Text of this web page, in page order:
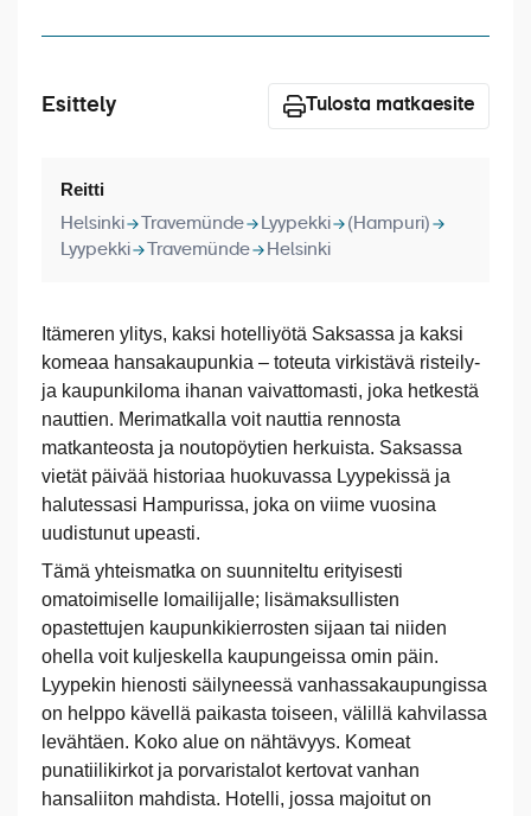
Esittely Tulosta matkaesite
Reitti
Helsinki Travemünde Lyypekki
(Hampuri)
Lyypekki
Travemünde Helsinki
Itämeren ylitys, kaksi hotelliyötä Saksassa ja kaksi
komeaa hansakaupunkia – toteuta virkistävä risteily-
ja kaupunkiloma ihanan vaivattomasti, joka hetkestä
nauttien. Merimatkalla voit nauttia rennosta
matkanteosta ja noutopöytien herkuista. Saksassa
vietät päivää historiaa huokuvassa Lyypekissä ja
halutessasi Hampurissa, joka on viime vuosina
uudistunut upeasti.
Tämä yhteismatka on suunniteltu erityisesti
omatoimiselle lomailijalle; lisämaksullisten
opastettujen kaupunkikierrosten sijaan tai niiden
ohella voit kuljeskella kaupungeissa omin päin.
Lyypekin hienosti säilyneessä vanhassakaupungissa
on helppo kävellä paikasta toiseen, välillä kahvilassa
levähtäen. Koko alue on nähtävyys. Komeat
punatiilikirkot ja porvaristalot kertovat vanhan
hansaliiton mahdista. Hotelli, jossa majoitut on